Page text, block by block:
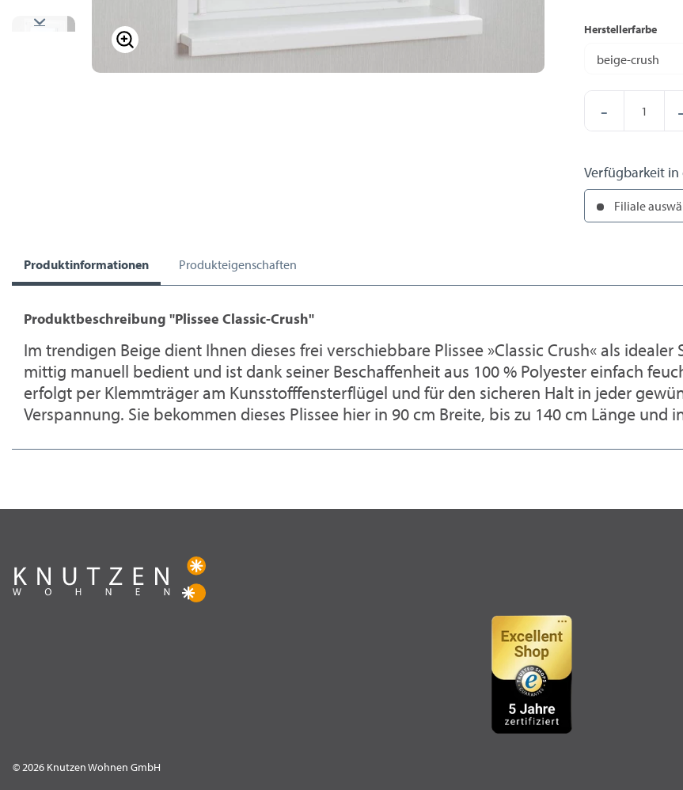
Herstellerfarbe
beige-crush
-
Verfügbarkeit in
Filiale
Produktinformationen Produkteigenschaften
Produktbeschreibung "Plissee Classic-Crush"
Im trendigen Beige dient Ihnen dieses frei verschiebbare Plissee »Classic Crush« als
mittig manuell bedient und ist dank seiner Beschaffenheit aus 100 % Polyester einfach
erfolgt per Klemmträger am Kunsstofffensterflügel und für den sicheren Halt in jeder
Verspannung. Sie bekommen dieses Plissee hier in 90 cm Breite, bis zu 140 cm Länge und
© 2026 Knutzen Wohnen GmbH